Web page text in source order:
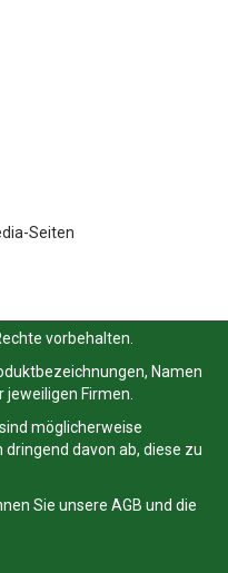
Seiten
vorbehalten.
Namen
jeweiligen Firmen.
möglicherweise
davon ab, diese zu
Sie unsere AGB und die